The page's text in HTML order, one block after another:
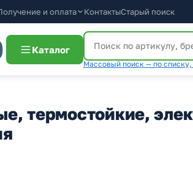
и оплата КонтактыСтарый поиск
Каталог
Массовый поиск — по
термостойкие,